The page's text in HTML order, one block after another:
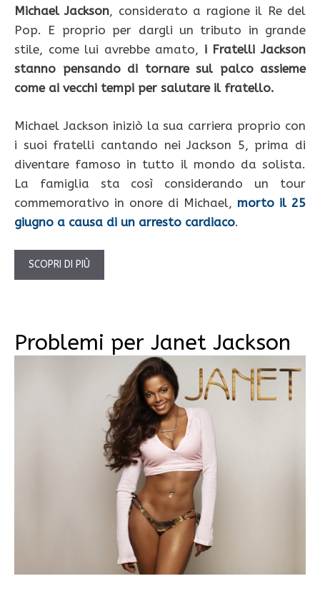
Michael Jackson, considerato a ragione il Re del
Pop. E proprio per dargli un tributo in grande
stile, come lui avrebbe amato, i Fratelli Jackson
stanno pensando di tornare sul palco assieme
come ai vecchi tempi per salutare il fratello.
Michael Jackson iniziò la sua carriera proprio con
i suoi fratelli cantando nei Jackson 5, prima di
diventare famoso in tutto il mondo da solista.
La famiglia sta così considerando un tour
commemorativo in onore di Michael, morto il 25
giugno a causa di un arresto cardiaco.
SCOPRI DI PIÙ
Problemi per Janet Jackson